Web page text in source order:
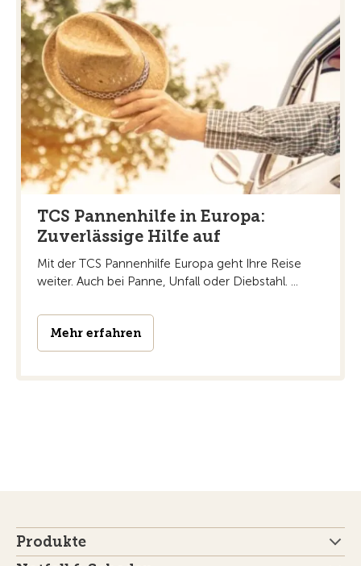
TCS Pannenhilfe in Europa:
Zuverlässige Hilfe auf
Mit der TCS Pannenhilfe Europa geht Ihre Reise
weiter. Auch bei Panne, Unfall oder Diebstahl. ...
Mehr erfahren
Produkte